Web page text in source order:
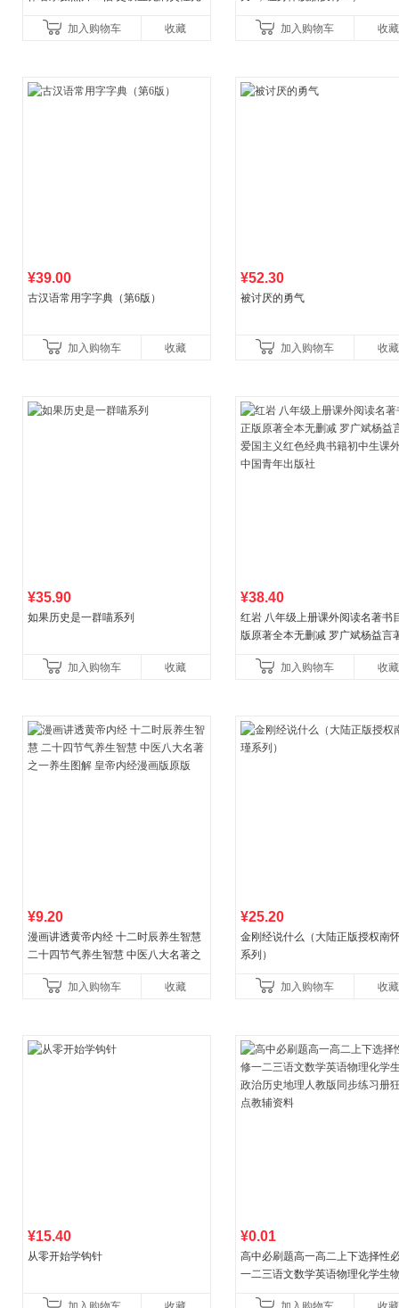
加入购物车
收藏 加入购物车 收藏
¥39.00
古汉语常用字字典（第6版）
加入购物车 收藏
¥52.30
被讨厌的勇气
加入购物车 收藏
¥35.90
如果历史是一群喵系列
加入购物车 收藏
¥38.40
红岩 八年级上册课外阅读名著书
版原著全本无删减 罗广斌杨益言
国青年出版社加入购物车 收藏
¥9.20
漫画讲透黄帝内经 十二时辰养生智慧
二十四节气养生智慧 中医八大名著之
加入购物车
收藏
¥25.20
金刚经说什么（大陆正版授权南
系列）
加入购物车 收藏
¥15.40
从零开始学钩针
¥0.01
高中必刷题高一高二上下选择性
一二三语文数学英语物理化学生